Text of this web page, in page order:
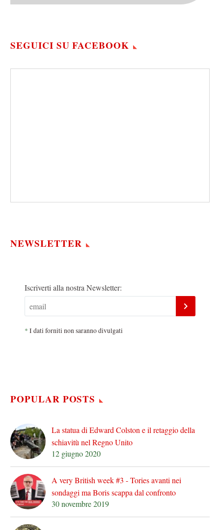
SEGUICI SU FACEBOOK
NEWSLETTER
Iscriverti alla nostra Newsletter:
* I dati forniti non saranno divulgati
POPULAR POSTS
La statua di Edward Colston e il retaggio della
schiavitù nel Regno Unito
12 giugno 2020
A very British week #3 - Tories avanti nei
sondaggi ma Boris scappa dal confronto
30 novembre 2019